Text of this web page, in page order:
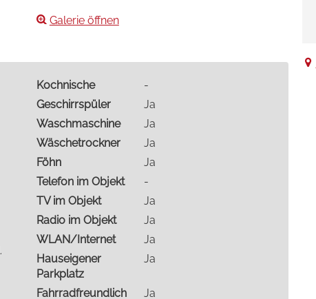
Galerie öffnen
Kochnische
-
Geschirrspüler
Ja
Waschmaschine
Ja
Wäschetrockner
Ja
Föhn
Ja
Telefon im Objekt
-
TV im Objekt
Ja
Radio im Objekt
Ja
WLAN/Internet
Ja
Hauseigener
Parkplatz
Ja
Fahrradfreundlich
Ja